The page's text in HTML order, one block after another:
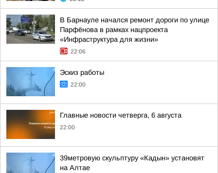
В Барнауле начался ремонт дороги по улице
Парфёнова в рамках нацпроекта
«Инфраструктура для жизни»
22:06
Эскиз работы
22:00
Главные новости четверга, 6 августа
22:00
39метровую скульптуру «Кадын» установят
на Алтае